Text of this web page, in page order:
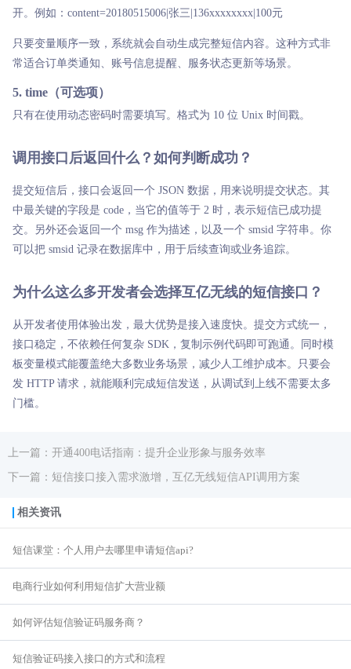
开。例如：content=20180515006|张三|136xxxxxxxx|100元
只要变量顺序一致，系统就会自动生成完整短信内容。这种方式非
常适合订单类通知、账号信息提醒、服务状态更新等场景。
5. time（可选项）
只有在使用动态密码时需要填写。格式为 10 位 Unix 时间戳。
调用接口后返回什么？如何判断成功？
提交短信后，接口会返回一个 JSON 数据，用来说明提交状态。其
中最关键的字段是 code，当它的值等于 2 时，表示短信已成功提
交。另外还会返回一个 msg 作为描述，以及一个 smsid 字符串。你
可以把 smsid 记录在数据库中，用于后续查询或业务追踪。
为什么这么多开发者会选择互亿无线的短信接口？
从开发者使用体验出发，最大优势是接入速度快。提交方式统一，
接口稳定，不依赖任何复杂 SDK，复制示例代码即可跑通。同时模
板变量模式能覆盖绝大多数业务场景，减少人工维护成本。只要会
发 HTTP 请求，就能顺利完成短信发送，从调试到上线不需要太多
门槛。
上一篇：开通400电话指南：提升企业形象与服务效率
下一篇：短信接口接入需求激增，互亿无线短信API调用方案
相关资讯
短信课堂：个人用户去哪里申请短信api?
电商行业如何利用短信扩大营业额
如何评估短信验证码服务商？
短信验证码接入接口的方式和流程